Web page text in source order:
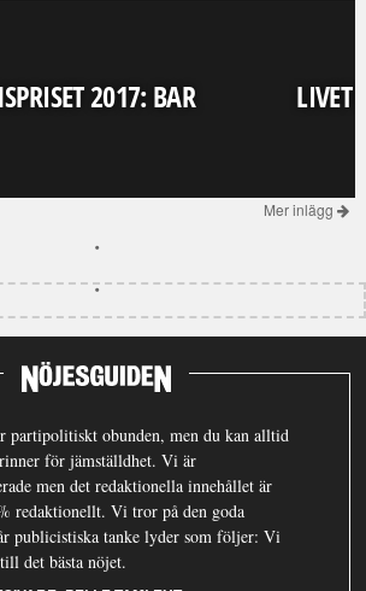
2017: BAR LIVET
Mer inlägg
partipolitiskt obunden, men du kan alltid
för jämställdhet. Vi är
men det redaktionella innehållet är
redaktionellt. Vi tror på den goda
publicistiska tanke lyder som följer: Vi
det bästa nöjet.